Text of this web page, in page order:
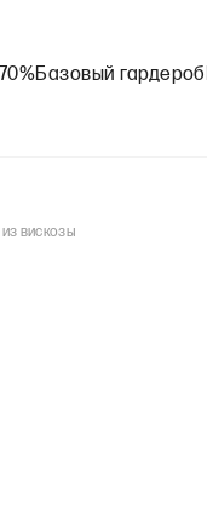
Базовый гардероб
вискозы